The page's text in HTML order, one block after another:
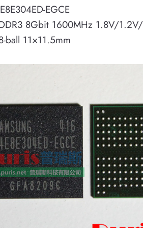
EGCE
8Gbit 1600MHz 1.8V/
ball 11×11.5mm